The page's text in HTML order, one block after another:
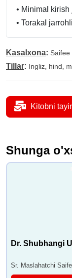
• Minimal kirish
• Torakal
Kasalxona: Saifee
Tillar: Ingliz, hind,
Kitobni
Shunga
Dr. Shubhangi
Sr. Maslahatchi